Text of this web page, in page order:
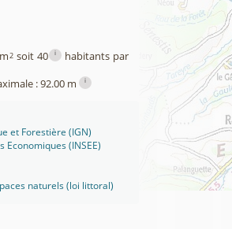
2 soit 40 i habitants par
: 92.00 m i
et Forestière (IGN)
(INSEE)
naturels (loi littoral)